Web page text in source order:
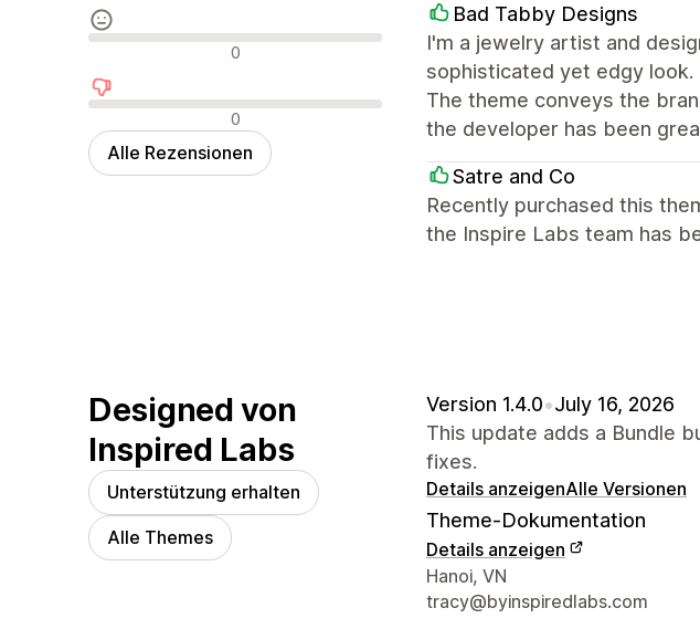
Neutrale Bewertungen
0
Negative Bewertungen
0
Alle Rezensionen
Bad Tabby Designs
I'm a jewelry artist and
sophisticated yet edgy
The theme conveys the
the developer has been
Satre and Co
Recently purchased this
the Inspire Labs team has
Designed von
Inspired Labs
Unterstützung erhalten
Alle Themes
Version 1.4.0•July 16, 2026
This update adds a Bundle
fixes.
Details anzeigenAlle Versionen
Theme-Dokumentation
Details anzeigen
Designer-Kontaktdaten
Hanoi, VN
tracy@byinspiredlabs.com